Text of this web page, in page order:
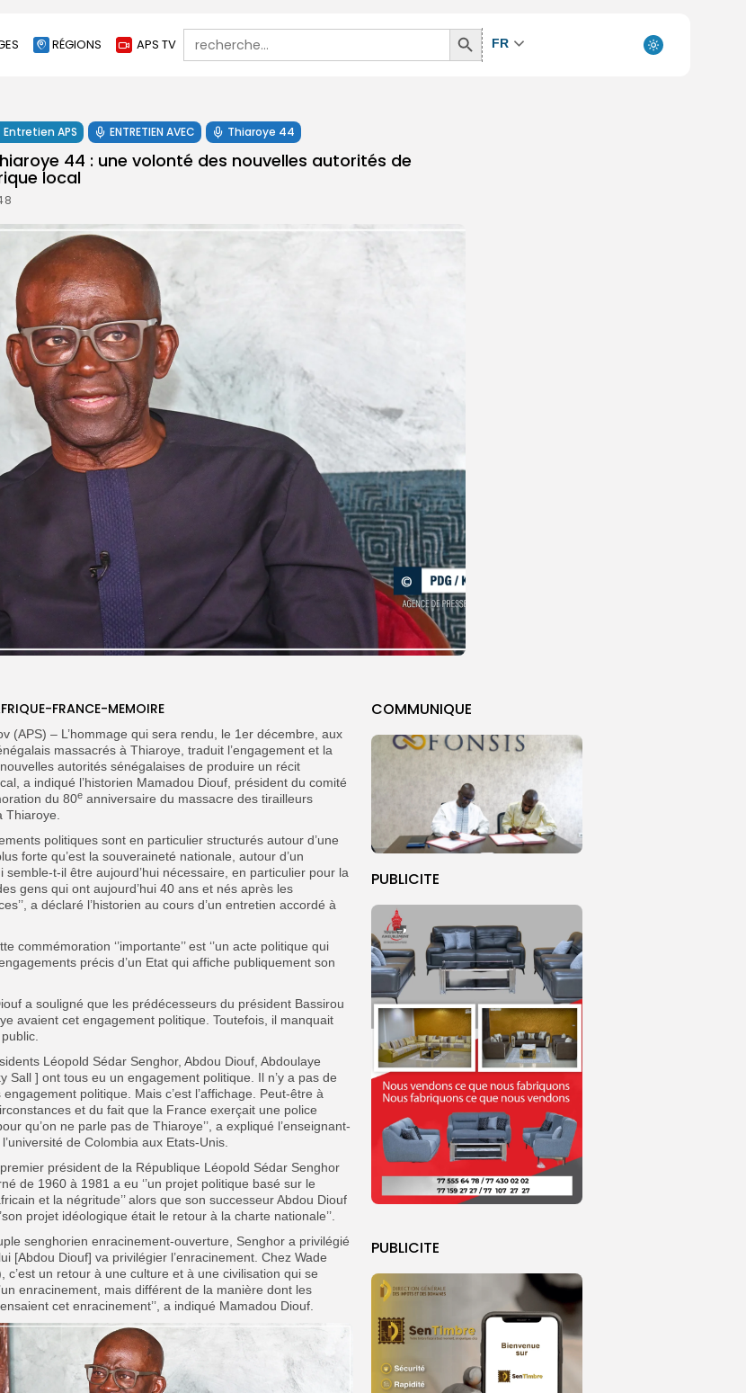
RÉGIONS APS TV
Search
for:
Search
Button
FR
Entretien APS ENTRETIEN AVEC Thiaroye 44
44 : une volonté des nouvelles autorités de
local
COMMUNIQUE
PUBLICITE
PUBLICITE
FRANCE-MEMOIRE
(APS) – L’hommage qui sera rendu, le 1er décembre, aux
massacrés à Thiaroye, traduit l’engagement et la
autorités sénégalaises de produire un récit
a indiqué l’historien Mamadou Diouf, président du comité
du 80e anniversaire du massacre des tirailleurs
Thiaroye.
politiques sont en particulier structurés autour d’une
forte qu’est la souveraineté nationale, autour d’un
semble-t-il être aujourd’hui nécessaire, en particulier pour la
gens qui ont aujourd’hui 40 ans et nés après les
a déclaré l’historien au cours d’un entretien accordé à
commémoration ‘’importante’’ est ‘’un acte politique qui
précis d’un Etat qui affiche publiquement son
a souligné que les prédécesseurs du président Bassirou
avaient cet engagement politique. Toutefois, il manquait
public.
Léopold Sédar Senghor, Abdou Diouf, Abdoulaye
Sall ] ont tous eu un engagement politique. Il n’y a pas de
politique. Mais c’est l’affichage. Peut-être à
et du fait que la France exerçait une police
qu’on ne parle pas de Thiaroye’’, a expliqué l’enseignant-
de Colombia aux Etats-Unis.
président de la République Léopold Sédar Senghor
de 1960 à 1981 a eu ‘’un projet politique basé sur le
et la négritude’’ alors que son successeur Abdou Diouf
projet idéologique était le retour à la charte nationale’’.
senghorien enracinement-ouverture, Senghor a privilégié
[Abdou Diouf] va privilégier l’enracinement. Chez Wade
c’est un retour à une culture et à une civilisation qui se
enracinement, mais différent de la manière dont les
cet enracinement’’, a indiqué Mamadou Diouf.